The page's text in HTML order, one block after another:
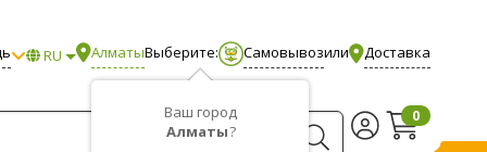
RU Алматы
Ваш город
Алматы?
Выберите: Самовывозили Доставка
0